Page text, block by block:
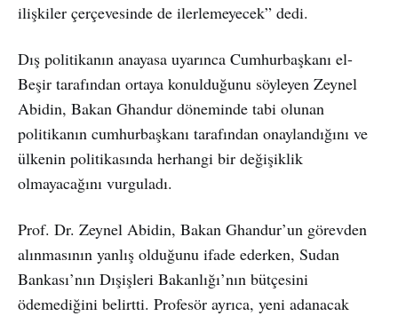
ilişkiler çerçevesinde de ilerlemeyecek” dedi.
Dış politikanın anayasa uyarınca Cumhurbaşkanı el-
Beşir tarafından ortaya konulduğunu söyleyen Zeynel
Abidin, Bakan Ghandur döneminde tabi olunan
politikanın cumhurbaşkanı tarafından onaylandığını ve
ülkenin politikasında herhangi bir değişiklik
olmayacağını vurguladı.
Prof. Dr. Zeynel Abidin, Bakan Ghandur’un görevden
alınmasının yanlış olduğunu ifade ederken, Sudan
Bankası’nın Dışişleri Bakanlığı’nın bütçesini
ödemediğini belirtti. Profesör ayrıca, yeni adanacak